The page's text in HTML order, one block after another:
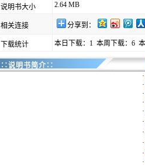
说明书大小 2.64 MB
相关连接 分享到：
下载统计 本日下载：1 本周下载：6
∷说明书简介∷
·
·
·
·
·
·
·
·
·
·